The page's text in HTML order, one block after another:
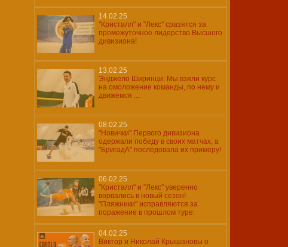
14.02.25
"Кристалл" и "Лекс" сразятся за
промежуточное лидерство Высшего
дивизиона!
13.02.25
Энджело Ширинци: Мы взяли курс
на омоложение команды, по нему и
движемся ...
08.02.25
"Новички" Первого дивизиона
одержали победу в своих матчах, а
"БригадА" последовала их примеру!
06.02.25
"Кристалл" и "Лекс" уверенно
ворвались в новый сезон!
"Пляжники" исправляются за
поражение в прошлом туре.
04.02.25
Виктор и Николай Крышановы о